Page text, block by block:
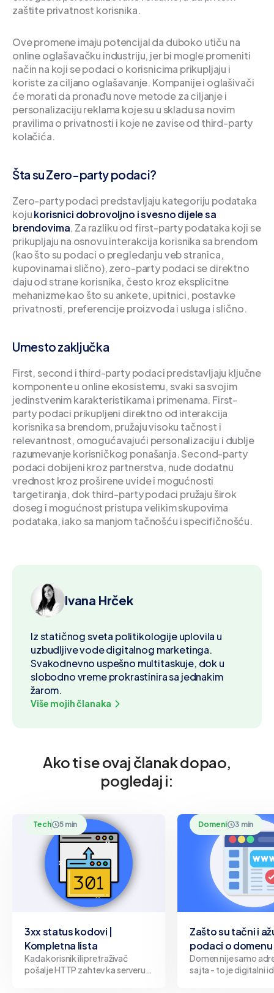
zaštite privatnost korisnika.
Ove promene imaju potencijal da duboko utiču na
online oglašavačku industriju, jer bi mogle promeniti
način na koji se podaci o korisnicima prikupljaju i
koriste za ciljano oglašavanje. Kompanije i oglašivači
će morati da pronađu nove metode za ciljanje i
personalizaciju reklama koje su u skladu sa novim
pravilima o privatnosti i koje ne zavise od third-party
kolačića.
Šta su Zero-party podaci?
Zero-party podaci predstavljaju kategoriju podataka
kojukorisnici dobrovoljno i svesno dijele sa
brendovima. Za razliku od first-party podataka koji se
prikupljaju na osnovu interakcija korisnika sa brendom
(kao što su podaci o pregledanju veb stranica,
kupovinama i slično), zero-party podaci se direktno
daju od strane korisnika, često kroz eksplicitne
mehanizme kao što su ankete, upitnici, postavke
privatnosti, preferencije proizvoda i usluga i slično.
Umesto zaključka
First, second i third-party podaci predstavljaju ključne
komponente u online ekosistemu, svaki sa svojim
jedinstvenim karakteristikama i primenama. First-
party podaci prikupljeni direktno od interakcija
korisnika sa brendom, pružaju visoku tačnost i
relevantnost, omogućavajući personalizaciju i dublje
razumevanje korisničkog ponašanja. Second-party
podaci dobijeni kroz partnerstva, nude dodatnu
vrednost kroz proširene uvide i mogućnosti
targetiranja, dok third-party podaci pružaju širok
doseg i mogućnost pristupa velikim skupovima
podataka, iako sa manjom tačnošću i specifičnošću.
Ivana Hrček
Iz statičnog sveta politikologije uplovila u
uzbudljive vode digitalnog marketinga.
Svakodnevno uspešno multitaskuje, dok u
slobodno vreme prokrastinira sa jednakim
žarom.
Više mojih članaka
Ako ti se ovaj članak dopao,
pogledaj i:
Tech 5 min
3xx status kodovi |
Kompletna lista
Kada korisnik ili pretraživač
pošalje HTTP zahtev ka serveru,
Domeni 3 min
Zašto su tačni i
podaci o domenu
Domen nije samo
sajta - to je digitalni